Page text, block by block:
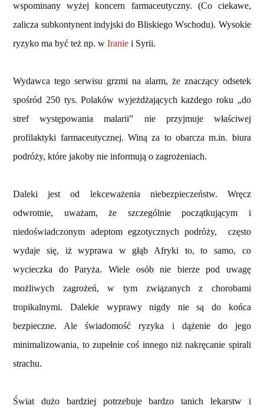
wspominany wyżej koncern farmaceutyczny. (Co ciekawe,
zalicza subkontynent indyjski do Bliskiego Wschodu). Wysokie
ryzyko ma być też np. wIranie i Syrii.
Wydawca tego serwisu grzmi na alarm, że znaczący odsetek
spośród 250 tys. Polaków wyjeżdżających każdego roku „do
stref występowania malarii” nie przyjmuje właściwej
profilaktyki farmaceutycznej. Winą za to obarcza m.in. biura
podróży, które jakoby nie informują o zagrożeniach.
Daleki jest od lekceważenia niebezpieczeństw. Wręcz
odwrotnie, uważam, że szczególnie początkującym i
niedoświadczonym adeptom egzotycznych podróży, często
wydaje się, iż wyprawa w głąb Afryki to, to samo, co
wycieczka do Paryża. Wiele osób nie bierze pod uwagę
możliwych zagrożeń, w tym związanych z chorobami
tropikalnymi. Dalekie wyprawy nigdy nie są do końca
bezpieczne. Ale świadomość ryzyka i dążenie do jego
minimalizowania, to zupełnie coś innego niż nakręcanie spirali
strachu.
Świat dużo bardziej potrzebuje bardzo tanich lekarstw i